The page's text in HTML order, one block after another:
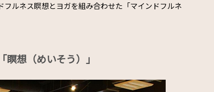
ルネス瞑想とヨガを組み合わせた「マインドフルネ
想（めいそう）」